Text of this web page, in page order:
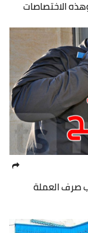
الاختصاصات
صرف العملة